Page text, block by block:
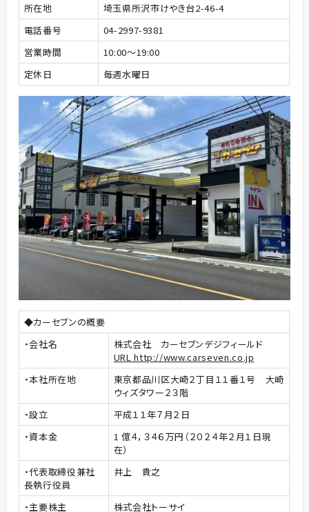
所在地
埼玉県所沢市けやき台2-46-4
電話番号
04-2997-9381
営業時間
10:00～19:00
定休日
毎週水曜日
◆カーセブンの概要
・会社名
株式会社 カーセブンデジフィールド
URL http://www.carseven.co.jp
・本社所在地
東京都品川区大崎２丁目１１番１号 大崎
ウィズタワー２３階
・設立
平成１１年７月２日
・資本金
1 億４，３４６万円（２０２４年２月１日現
在）
・代表取締役兼社
長執行役員
井上 貴之
・主要株主
株式会社トーサイ